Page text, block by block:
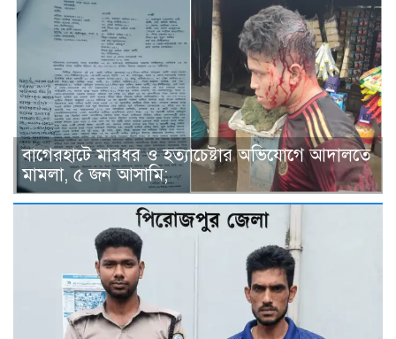
বাগেরহাটে মারধর ও হত্যাচেষ্টার অভিযোগে আদালতে
মামলা, ৫ জন আসামি;